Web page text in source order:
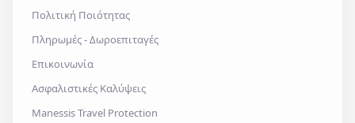
Πολιτική Ποιότητας
Πληρωμές - Δωροεπιταγές
Επικοινωνία
Ασφαλιστικές Καλύψεις
Manessis Travel Protection